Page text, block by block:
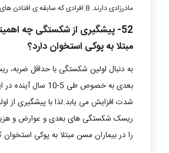
مادرزادی دارند. 8.افرادی که سابقه ی افتادن های مکرر دارند.
52- پیشگیری از شکستگی چه اهمیتی
مبتلا به پوکی استخوان دارد؟
به دنبال اولین شکستگی با حداقل ضربه،
بعدی به خصوص طی 5-10 سال
شدت افزایش می یابد.لذا با پیشگیری از
ریسک شکستگی های بعدی و عوارض و هزینه
را در بیماران مسن مبتلا به پوکی